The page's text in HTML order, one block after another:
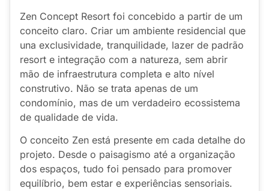
Zen Concept Resort foi concebido a partir de um
conceito claro. Criar um ambiente residencial que
una exclusividade, tranquilidade, lazer de padrão
resort e integração com a natureza, sem abrir
mão de infraestrutura completa e alto nível
construtivo. Não se trata apenas de um
condomínio, mas de um verdadeiro ecossistema
de qualidade de vida.
O conceito Zen está presente em cada detalhe do
projeto. Desde o paisagismo até a organização
dos espaços, tudo foi pensado para promover
equilíbrio, bem estar e experiências sensoriais.